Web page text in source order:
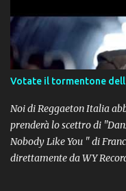
Votate il tormentone
Noi di Reggaeton Italia
prenderà lo scettro di
Nobody Like You " di
direttamente da WY